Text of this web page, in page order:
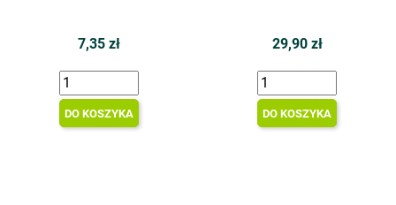
7,35 zł
DO KOSZYKA
29,90 zł
DO KOSZYKA